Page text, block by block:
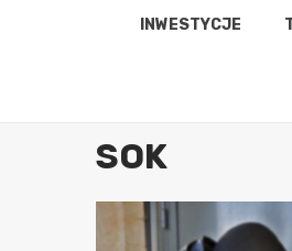
INWESTYCJE
SOK